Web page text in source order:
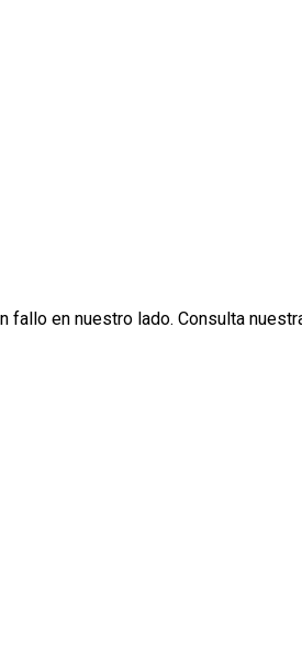
fallo en nuestro lado. Consulta